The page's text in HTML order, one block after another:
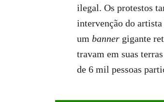
ilegal. Os protestos
intervenção do
um bannergigante
travam em suas
de 6 mil pessoas